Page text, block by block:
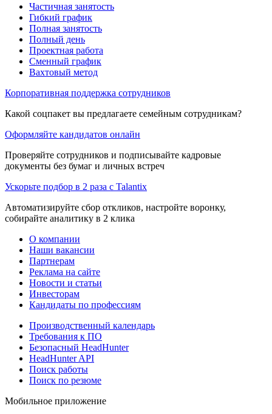
Частичная занятость
Гибкий график
Полная занятость
Полный день
Проектная работа
Сменный график
Вахтовый метод
Корпоративная поддержка сотрудников
Какой соцпакет вы предлагаете семейным сотрудникам?
Оформляйте кандидатов онлайн
Проверяйте сотрудников и подписывайте кадровые
документы без бумаг и личных встреч
Ускорьте подбор в 2 раза с Talantix
Автоматизируйте сбор откликов, настройте воронку,
собирайте аналитику в 2 клика
О компании
Наши вакансии
Партнерам
Реклама на сайте
Новости и статьи
Инвесторам
Кандидаты по профессиям
Производственный календарь
Требования к ПО
Безопасный HeadHunter
HeadHunter API
Поиск работы
Поиск по резюме
Мобильное приложение